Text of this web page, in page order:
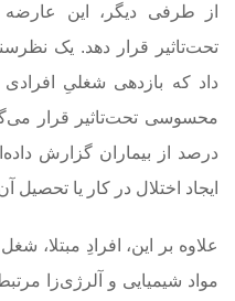
از طرفی دیگر، این عارضه
تحت‌تاثیر قرار دهد. یک
داد که بازدهی شغلیِ افرادی
درصد از بیماران گزارش
ایجاد اختلال در کار یا تحصیل
علاوه بر این، افرادِ مبتلا،
مواد شیمیایی و آلرژی‌زا